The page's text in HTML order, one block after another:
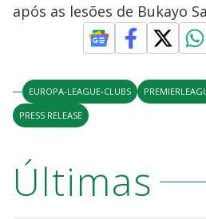
após as lesões de Bukayo
EUROPA-LEAGUE-CLUBS
PRESS RELEASE
Últimas